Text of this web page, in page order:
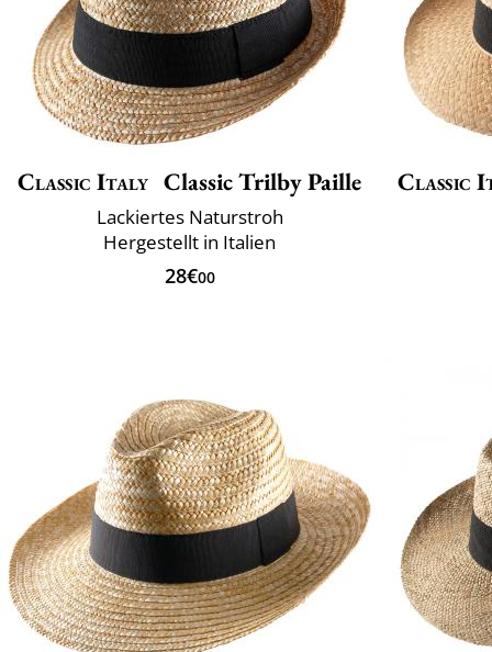
Classic Italy Classic Trilby Paille
Lackiertes Naturstroh
Hergestellt in Italien
28€00
Classic